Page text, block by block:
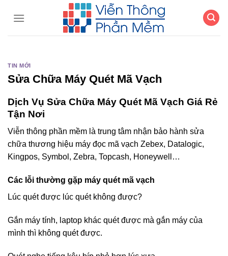
TIN MỚI
Sửa Chữa Máy Quét Mã Vạch
Dịch Vụ Sửa Chữa Máy Quét Mã Vạch Giá Rẻ
Tận Nơi
Viễn thông phần mềm là trung tâm nhận bảo hành sửa
chữa thương hiệu máy đọc mã vạch Zebex, Datalogic,
Kingpos, Symbol, Zebra, Topcash, Honeywell…
Các lỗi thường gặp máy quét mã vạch
Lúc quét được lúc quét không được?
Gắn máy tính, laptop khác quét được mà gắn máy của
mình thì không quét được.